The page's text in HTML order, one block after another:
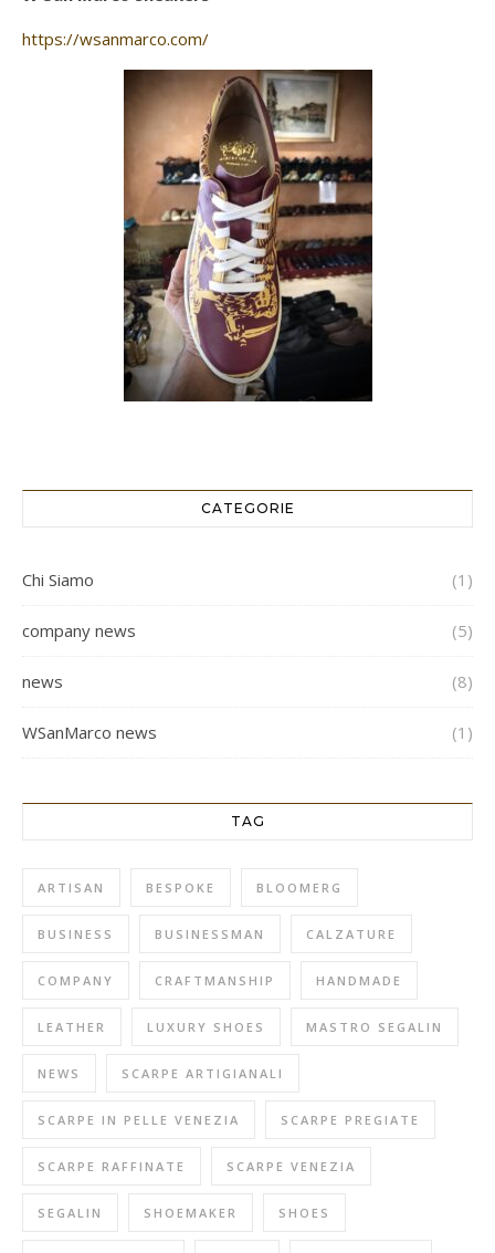
https://wsanmarco.com/
CATEGORIE
Chi Siamo (1)
company news (5)
news (8)
WSanMarco news (1)
TAG
ARTISAN BESPOKE BLOOMERG
BUSINESS BUSINESSMAN CALZATURE
COMPANY CRAFTMANSHIP HANDMADE
LEATHER LUXURY SHOES MASTRO SEGALIN
NEWS SCARPE ARTIGIANALI
SCARPE IN PELLE VENEZIA SCARPE PREGIATE
SCARPE RAFFINATE SCARPE VENEZIA
SEGALIN SHOEMAKER SHOES